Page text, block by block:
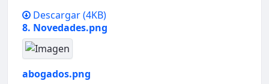
Descargar(4KB)
8. Novedades.png
abogados.png